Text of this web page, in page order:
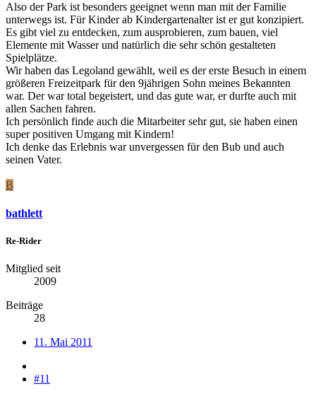
Also der Park ist besonders geeignet wenn man mit der Familie
unterwegs ist. Für Kinder ab Kindergartenalter ist er gut konzipiert.
Es gibt viel zu entdecken, zum ausprobieren, zum bauen, viel
Elemente mit Wasser und natürlich die sehr schön gestalteten
Spielplätze.
Wir haben das Legoland gewählt, weil es der erste Besuch in einem
größeren Freizeitpark für den 9jährigen Sohn meines Bekannten
war. Der war total begeistert, und das gute war, er durfte auch mit
allen Sachen fahren.
Ich persönlich finde auch die Mitarbeiter sehr gut, sie haben einen
super positiven Umgang mit Kindern!
Ich denke das Erlebnis war unvergessen für den Bub und auch
seinen Vater.
B
bathlett
Re-Rider
Mitglied seit
2009
Beiträge
28
11. Mai 2011
#11